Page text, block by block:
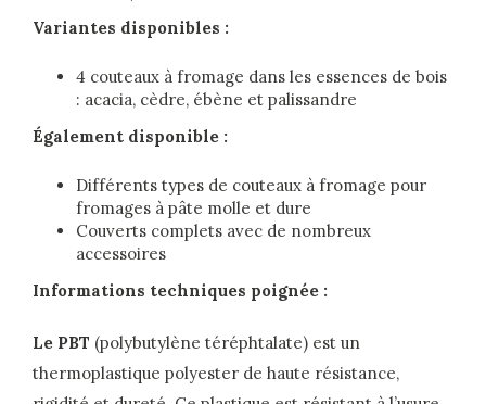
Variantes disponibles :
4 couteaux à fromage dans les essences de bois
: acacia, cèdre, ébène et palissandre
Également disponible :
Différents types de couteaux à fromage pour
fromages à pâte molle et dure
Couverts complets avec de nombreux
accessoires
Informations techniques poignée :
Le PBT (polybutylène téréphtalate) est un
thermoplastique polyester de haute résistance,